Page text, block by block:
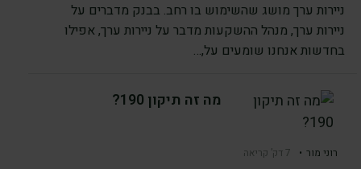
ניירות ערך מושג שהשימוש בו רחב. בבנק מדברים על
ניירות ערך, מנהל ההשקעות מדבר על ניירות ערך, אפילו
בחדשות אנחנו שומעים על,…
מה זה תיקון 190?
רוני מור • 7 דק’ קריאה